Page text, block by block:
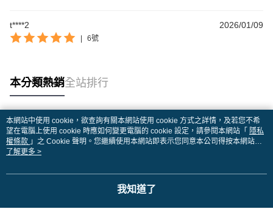
t****2 2026/01/09
6號
本分類熱銷全站排行
熱門標籤
本網站中使用 cookie，欲查詢有關本網站使用 cookie 方式之詳情，及若您不希
望在電腦上使用 cookie 時應如何變更電腦的 cookie 設定，請參閱本網站「 隱私
權條款 」之 Cookie 聲明。您繼續使用本網站即表示您同意本公司得按本網站使
用條款之 Cookie 聲明使用 cookie。
了解更多 >
我知道了